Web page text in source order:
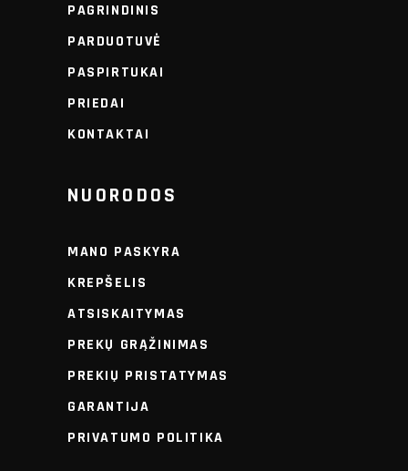
PAGRINDINIS
PARDUOTUVĖ
PASPIRTUKAI
PRIEDAI
KONTAKTAI
NUORODOS
MANO PASKYRA
KREPŠELIS
ATSISKAITYMAS
PREKŲ GRĄŽINIMAS
PREKIŲ PRISTATYMAS
GARANTIJA
PRIVATUMO POLITIKA